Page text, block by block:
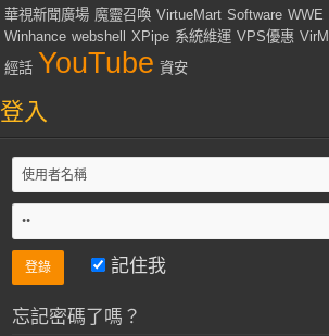
華視新聞廣場 魔靈召喚 VirtueMart Software WWE
Winhance webshell XPipe 系統維運 VPS優惠
經話 YouTube 資安
登入
記住我
忘記密碼了嗎？